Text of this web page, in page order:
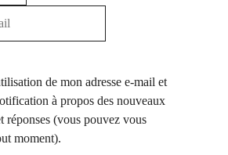
de mon adresse e-mail et
à propos des nouveaux
réponses (vous pouvez vous
moment).